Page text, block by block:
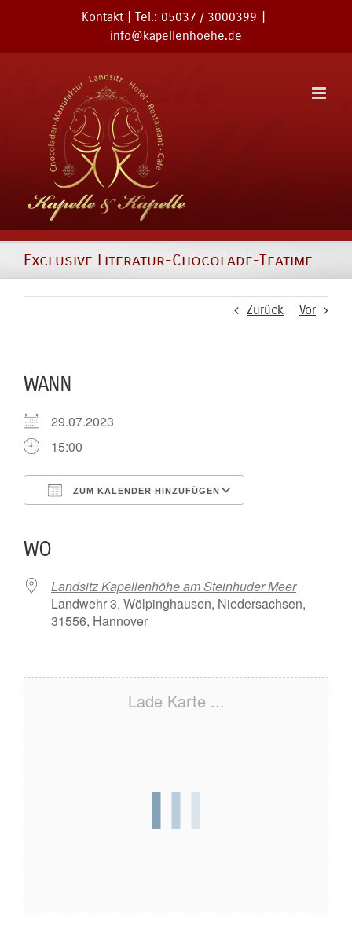
Kontakt | Tel.: 05037 / 3000399
info@kapellenhoehe.de
Exclusive Literatur-Chocolade-Teatime
Zurück Vor
WANN
29.07.2023
15:00
ZUM KALENDER HINZUFÜGEN
WO
Landsitz Kapellenhöhe am Steinhuder Meer
Landwehr 3, Wölpinghausen, Niedersachsen,
31556, Hannover
Lade Karte ...